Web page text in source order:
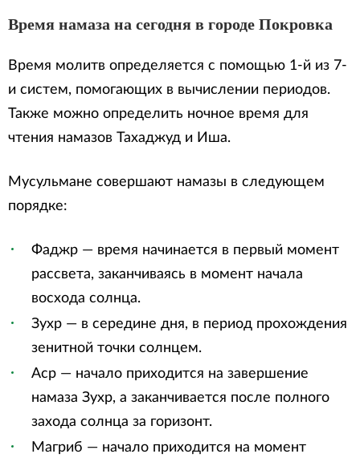
Время намаза на сегодня в городе Покровка
Время молитв определяется с помощью 1-й из 7-
и систем, помогающих в вычислении периодов.
Также можно определить ночное время для
чтения намазов Тахаджуд и Иша.
Мусульмане совершают намазы в следующем
порядке:
Фаджр — время начинается в первый момент
рассвета, заканчиваясь в момент начала
восхода солнца.
Зухр — в середине дня, в период прохождения
зенитной точки солнцем.
Аср — начало приходится на завершение
намаза Зухр, а заканчивается после полного
захода солнца за горизонт.
Магриб — начало приходится на момент